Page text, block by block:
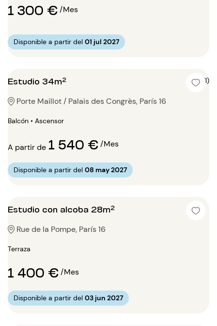
1 300 €/Mes
Disponible a partir del 01 jul 2027
Estudio 34m² 5 (1)
Porte Maillot / Palais des Congrès, París 16
Balcón • Ascensor
A partir de 1 540 €/Mes
Disponible a partir del 08 may 2027
Estudio con alcoba 28m²
Rue de la Pompe, París 16
Terraza
1 400 €/Mes
Disponible a partir del 03 jun 2027